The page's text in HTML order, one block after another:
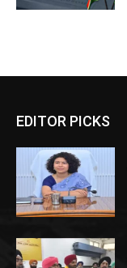
EDITOR PICKS